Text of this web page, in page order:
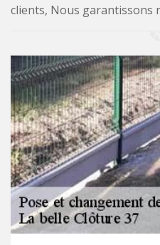
clients, Nous garantissons